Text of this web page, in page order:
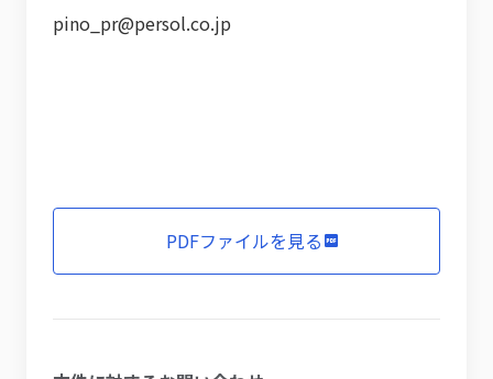
pino_pr@persol.co.jp
PDFファイルを見る